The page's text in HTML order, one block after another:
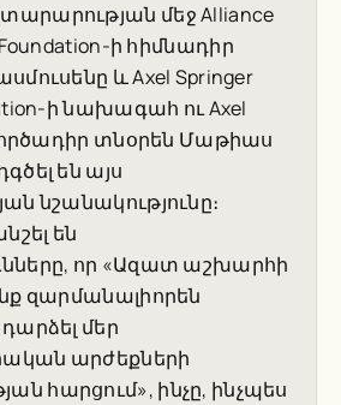
մեջ Alliance
ի հիմնադիր
և Axel Springer
ի նախագահ ու Axel
տնօրեն Մաթիաս
են այս
նշանակությունը։
են
որ «Ազատ աշխարհի
զարմանալիորեն
մեր
արժեքների
հարցում», ինչը, ինչպես